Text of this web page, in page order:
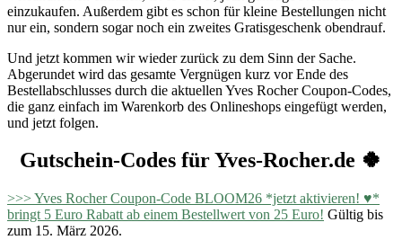
einzukaufen. Außerdem gibt es schon für kleine Bestellungen nicht
nur ein, sondern sogar noch ein zweites Gratisgeschenk obendrauf.
Und jetzt kommen wir wieder zurück zu dem Sinn der Sache.
Abgerundet wird das gesamte Vergnügen kurz vor Ende des
Bestellabschlusses durch die aktuellen Yves Rocher Coupon-Codes,
die ganz einfach im Warenkorb des Onlineshops eingefügt werden,
und jetzt folgen.
Gutschein-Codes für Yves-Rocher.de 🍀
>>> Yves Rocher Coupon-Code BLOOM26 *jetzt aktivieren! ♥*
bringt 5 Euro Rabatt ab einem Bestellwert von 25 Euro! Gültig bis
zum 15. März 2026.